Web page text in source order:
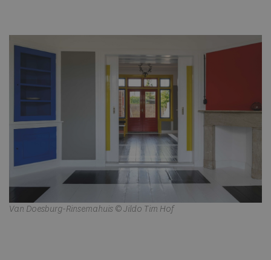
Van Doesburg-Rinsemahuis © Jildo Tim Hof